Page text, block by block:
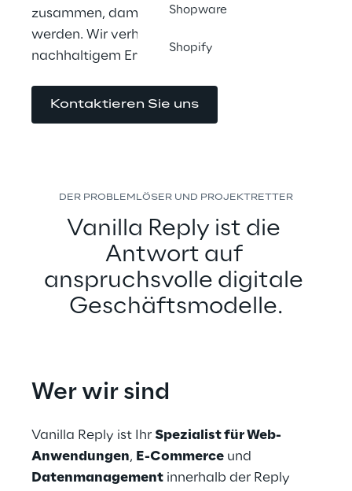
Shopware
Shopify
zusammen, damit Ihre Visionen Realität
werden. Wir verhelfen Ihrem Online-Shop zu
nachhaltigem Erfolg.
Kontaktieren Sie uns
DER PROBLEMLÖSER UND PROJEKTRETTER
Vanilla Reply ist die
Antwort auf
anspruchsvolle digitale
Geschäftsmodelle.
Wer wir sind
Vanilla Reply ist Ihr Spezialist für Web-
Anwendungen, E-Commerce und
Datenmanagement innerhalb der Reply